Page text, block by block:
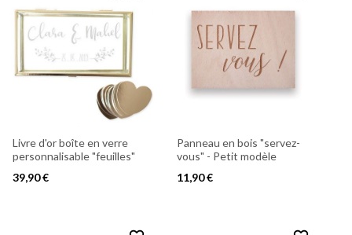
Livre d'or boîte en verre
personnalisable "feuilles"
39,90 €
Panneau en bois "servez-
vous" - Petit modèle
11,90 €